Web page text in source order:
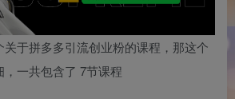
于拼多多引流创业粉的课程，那这个
一共包含了 7节课程